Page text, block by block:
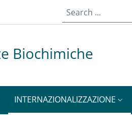
Biochimiche
INTERNAZIONALIZZAZIONE